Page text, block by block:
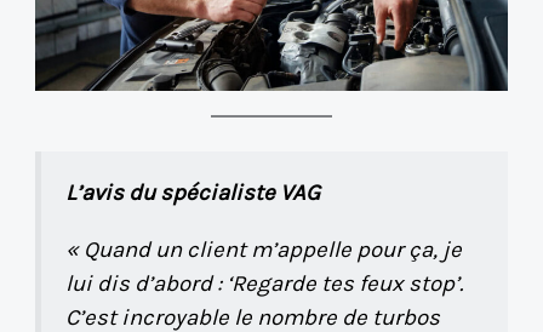
L’avis du spécialiste VAG
« Quand un client m’appelle pour ça, je
lui dis d’abord : ‘Regarde tes feux stop’.
C’est incroyable le nombre de turbos